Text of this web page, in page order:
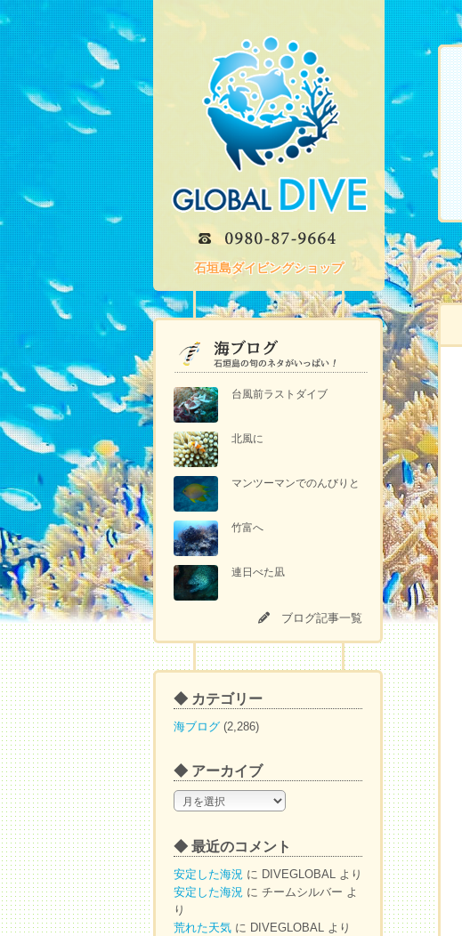
石垣島ダイビングショップ
台風前ラストダイブ
北風に
マンツーマンでのんびりと
竹富へ
連日べた凪
ブログ記事一覧
◆ カテゴリー
海ブログ (2,286)
◆ アーカイブ
◆
ア
カ
イ
ブ
◆ 最近のコメント
安定した海況 に DIVEGLOBAL より
安定した海況 に チームシルバー よ
り
荒れた天気 に DIVEGLOBAL より